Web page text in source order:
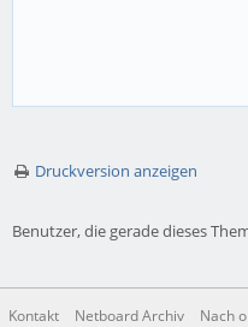
Druckversion anzeigen
Benutzer, die gerade dieses
Kontakt Netboard Archiv Nach